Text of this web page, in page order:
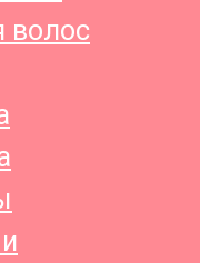
волос